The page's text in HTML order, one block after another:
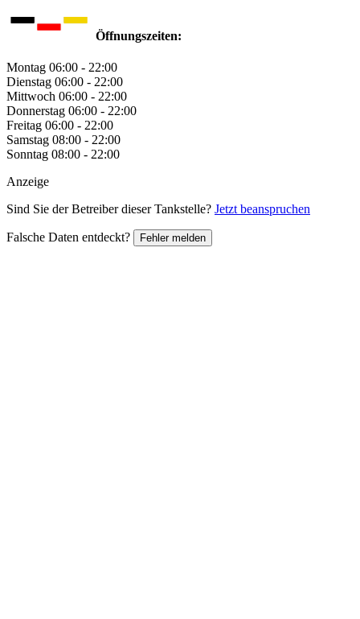
Öffnungszeiten:
Montag 06:00 - 22:00
Dienstag 06:00 - 22:00
Mittwoch 06:00 - 22:00
Donnerstag 06:00 - 22:00
Freitag 06:00 - 22:00
Samstag 08:00 - 22:00
Sonntag 08:00 - 22:00
Anzeige
Sind Sie der Betreiber dieser Tankstelle? Jetzt beanspruchen
Falsche Daten entdeckt? Fehler melden